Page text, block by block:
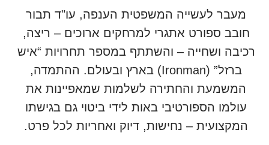
מעבר לעשייה המשפטית הענפה, עו"ד תבור
חובב ספורט אתגרי למרחקים ארוכים – ריצה,
רכיבה ושחייה – והשתתף במספר תחרויות “איש
ברזל” (Ironman) בארץ ובעולם. ההתמדה,
המשמעת והחתירה לשלמות שמאפיינות את
עולמו הספורטיבי באות לידי ביטוי גם בגישתו
המקצועית – נחישות, דיוק ואחריות לכל פרט.